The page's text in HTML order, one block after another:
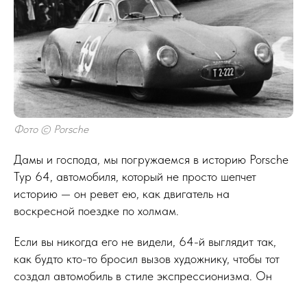
Фото © Porsche
Дамы и господа, мы погружаемся в историю Porsche
Typ 64, автомобиля, который не просто шепчет
историю — он ревет ею, как двигатель на
воскресной поездке по холмам.
Если вы никогда его не видели, 64-й выглядит так,
как будто кто-то бросил вызов художнику, чтобы тот
создал автомобиль в стиле экспрессионизма. Он